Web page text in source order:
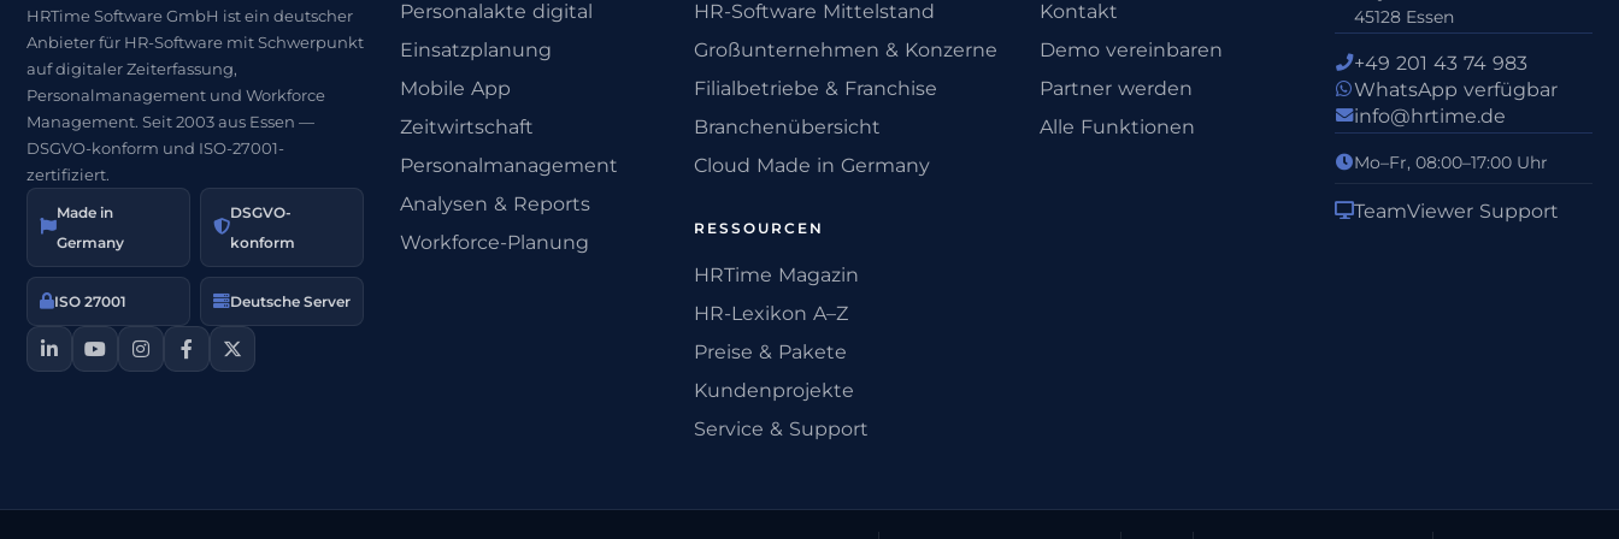
HRTime Software GmbH ist ein deutscher
Anbieter für HR-Software mit Schwerpunkt
auf digitaler Zeiterfassung,
Personalmanagement und Workforce
Management. Seit 2003 aus Essen —
DSGVO-konform und ISO-27001-
zertifiziert.
Made in
Germany
DSGVO-
konform
ISO 27001 Deutsche Server
Personalakte digital
Einsatzplanung
Mobile App
Zeitwirtschaft
Personalmanagement
Analysen & Reports
Workforce-Planung
HR-Software Mittelstand
Großunternehmen & Konzerne
Filialbetriebe & Franchise
Branchenübersicht
Cloud Made in Germany
RESSOURCEN
HRTime Magazin
HR-Lexikon A–Z
Preise & Pakete
Kundenprojekte
Service & Support
Kontakt
Demo vereinbaren
Partner werden
Alle Funktionen
45128 Essen
+49 201 43 74 983
WhatsApp verfügbar
info@hrtime.de
Mo–Fr, 08:00–17:00 Uhr
TeamViewer Support